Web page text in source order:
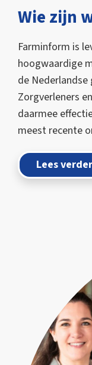
Wie zijn
Farminform is
hoogwaardige
de
Zorgverleners
daarmee
meest recente
Lees verder